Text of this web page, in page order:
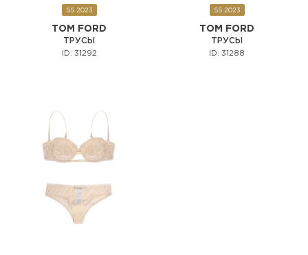
SS 2023
TOM FORD
ТРУСЫ
ID: 31292
SS 2023
TOM FORD
ТРУСЫ
ID: 31288